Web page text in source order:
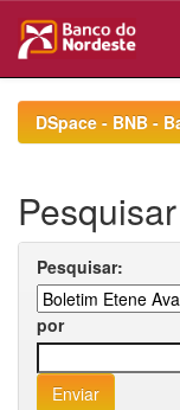
navigationDSpace - BNB -
Pesquisar
Pesquisar:
por